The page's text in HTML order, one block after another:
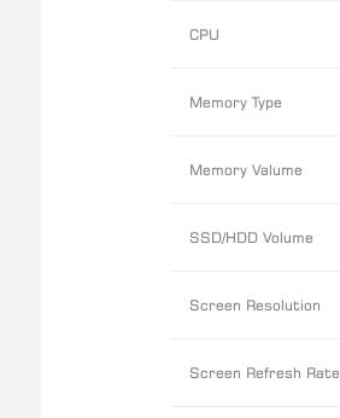
CPU
Memory Type
Memory Valume
SSD/HDD Volume
Screen Resolution
Screen Refresh Rate